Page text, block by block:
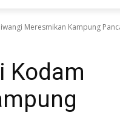
Meresmikan Kampung
Kodam